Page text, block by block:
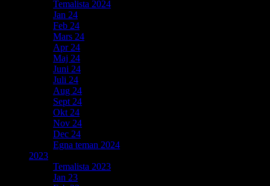
Temalista 2024
Jan 24
Feb 24
Mars 24
Apr 24
Maj 24
Juni 24
Juli 24
Aug 24
Sept 24
Okt 24
Nov 24
Dec 24
Egna teman 2024
2023
Temalista 2023
Jan 23